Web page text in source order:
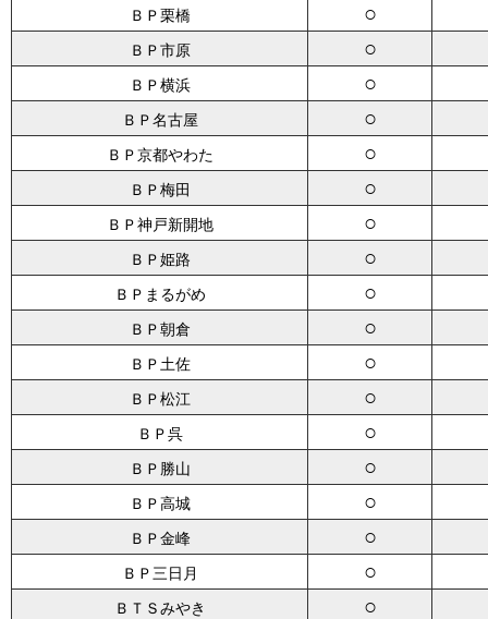
ＢＰ栗橋 ○
ＢＰ市原 ○
ＢＰ横浜 ○
ＢＰ名古屋 ○
ＢＰ京都やわた ○
ＢＰ梅田 ○
ＢＰ神戸新開地 ○
ＢＰ姫路 ○
ＢＰまるがめ ○
ＢＰ朝倉 ○
ＢＰ土佐 ○
ＢＰ松江 ○
ＢＰ呉 ○
ＢＰ勝山 ○
ＢＰ高城 ○
ＢＰ金峰 ○
ＢＰ三日月 ○
ＢＴＳみやき ○